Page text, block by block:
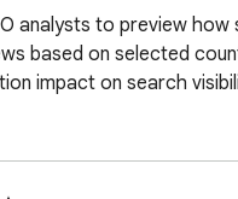
analysts to preview
based on selected
impact on search